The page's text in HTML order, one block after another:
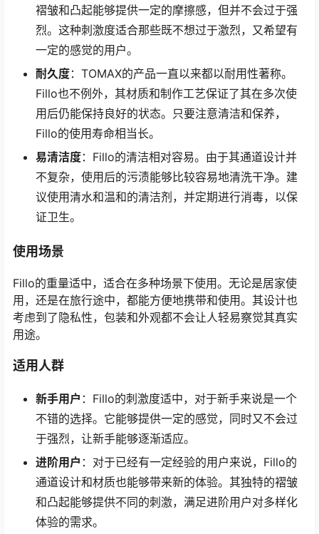
褶皱和凸起能够提供一定的摩擦感，但并不会过于强
烈。这种刺激度适合那些既不想过于激烈，又希望有
一定的感觉的用户。
耐久度：TOMAX的产品一直以来都以耐用性著称。
Fillo也不例外，其材质和制作工艺保证了其在多次使
用后仍能保持良好的状态。只要注意清洁和保养，
Fillo的使用寿命相当长。
易清洁度：Fillo的清洁相对容易。由于其通道设计并
不复杂，使用后的污渍能够比较容易地清洗干净。建
议使用清水和温和的清洁剂，并定期进行消毒，以保
证卫生。
使用场景
Fillo的重量适中，适合在多种场景下使用。无论是居家使
用，还是在旅行途中，都能方便地携带和使用。其设计也
考虑到了隐私性，包装和外观都不会让人轻易察觉其真实
用途。
适用人群
新手用户 ：Fillo的刺激度适中，对于新手来说是一个
不错的选择。它能够提供一定的感觉，同时又不会过
于强烈，让新手能够逐渐适应。
进阶用户 ：对于已经有一定经验的用户来说，Fillo的
通道设计和材质也能够带来新的体验。其独特的褶皱
和凸起能够提供不同的刺激，满足进阶用户对多样化
体验的需求。